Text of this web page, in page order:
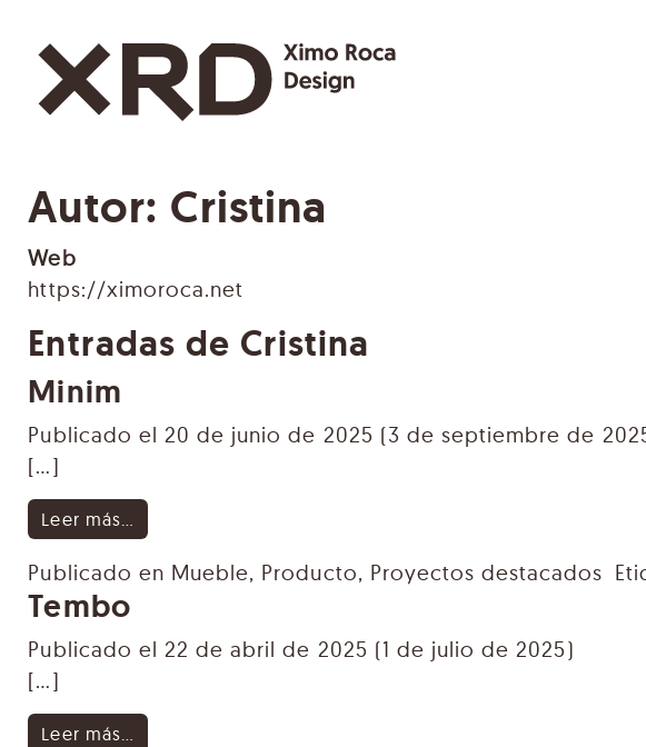
Saltar al contenido
Navegación principal
Autor: Cristina
Web
https://ximoroca.net
Entradas de Cristina
Minim
Publicado el 20 de junio de 2025 (3 de septiembre de
[…]
Leer más…
Publicado en Mueble, Producto, Proyectos destacados
Tembo
Publicado el 22 de abril de 2025 (1 de julio de 2025)
[…]
Leer más…